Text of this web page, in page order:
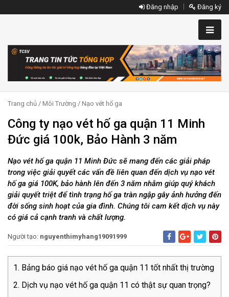
Đăng nhập Đăng ký
Trang chủ / Môi Trường / Nạo vét hố ga
Công ty nạo vét hố ga quận 11 Minh
Đức giá 100k, Bảo Hành 3 năm
Nạo vét hố ga quận 11 Minh Đức sẽ mang đến các giải pháp
trong việc giải quyết các vấn đề liên quan đến dịch vụ nạo vét
hố ga giá 100K, bảo hành lên đến 3 năm nhằm giúp quý khách
giải quyết triệt để tình trạng hố ga tràn ngập gây ảnh hưởng đến
đời sống sinh hoạt của gia đình. Chúng tôi cam kết dịch vụ này
có giá cả cạnh tranh và chất lượng.
Người tạo: nguyenthimyhang19091999
Bảng báo giá nạo vét hố ga quận 11 tốt nhất thị trường
Dịch vụ nạo vét hố ga quận 11 có thật sự quan trọng?